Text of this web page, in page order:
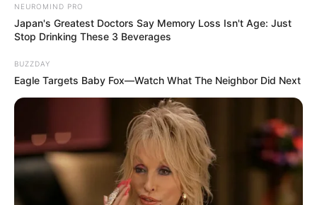
NEUROMIND PRO
Japan's Greatest Doctors Say Memory Loss Isn't Age: Just
Stop Drinking These 3 Beverages
BUZZDAY
Eagle Targets Baby Fox—Watch What The Neighbor Did Next